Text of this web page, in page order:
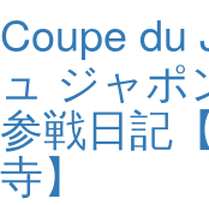
Coupe du
ュ ジャポ
参戦日記
寺】